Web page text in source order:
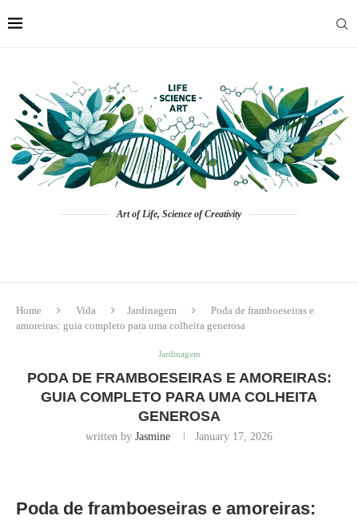
Art of Life, Science of Creativity
Home Vida Jardinagem
Poda de framboeseiras e
amoreiras: guia completo para uma colheita generosa
Jardinagem
PODA DE FRAMBOESEIRAS E AMOREIRAS:
GUIA COMPLETO PARA UMA COLHEITA
GENEROSA
written by Jasmine January 17, 2026
Poda de framboeseiras e amoreiras: